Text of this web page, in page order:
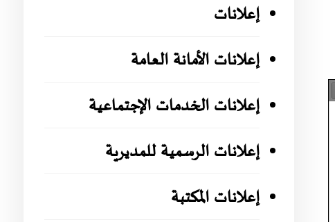
إعلانات
إعلانات الأمانة العامة
إعلانات الخدمات الإجتماعية
إعلانات الرسمية للمديرية
إعلانات المكتبة